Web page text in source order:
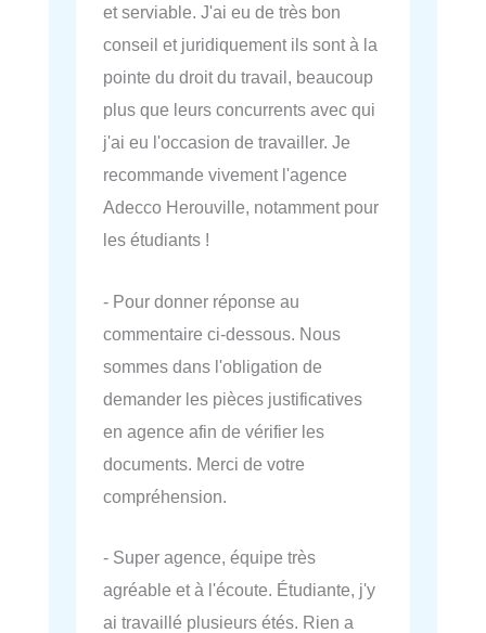
et serviable. J'ai eu de très bon
conseil et juridiquement ils sont à la
pointe du droit du travail, beaucoup
plus que leurs concurrents avec qui
j'ai eu l'occasion de travailler. Je
recommande vivement l'agence
Adecco Herouville, notamment pour
les étudiants !
- Pour donner réponse au
commentaire ci-dessous. Nous
sommes dans l'obligation de
demander les pièces justificatives
en agence afin de vérifier les
documents. Merci de votre
compréhension.
- Super agence, équipe très
agréable et à l'écoute. Étudiante, j'y
ai travaillé plusieurs étés. Rien a